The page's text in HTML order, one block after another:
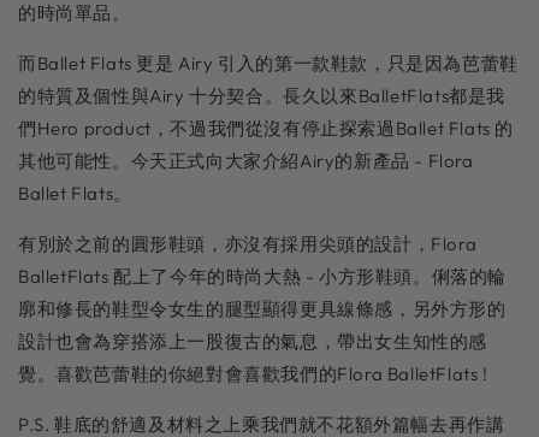
的時尚單品。⁠⁠⁠⁠
而Ballet Flats 更是 Airy 引入的第一款鞋款，只是因為芭蕾鞋
的特質及個性與Airy 十分契合。長久以來BalletFlats都是我
們Hero product，不過我們從沒有停止探索過Ballet Flats 的
其他可能性。今天正式向大家介紹Airy的新產品 - Flora
Ballet Flats。⁠⁠⁠⁠
有別於之前的圓形鞋頭，亦沒有採用尖頭的設計，Flora
BalletFlats 配上了今年的時尚大熱 - 小方形鞋頭。俐落的輪
廓和修長的鞋型令女生的腿型顯得更具線條感，另外方形的
設計也會為穿搭添上一股復古的氣息，帶出女生知性的感
覺。喜歡芭蕾鞋的你絕對會喜歡我們的Flora BalletFlats !⁠⁠⁠⁠
P.S. 鞋底的舒適及材料之上乘我們就不花額外篇幅去再作講